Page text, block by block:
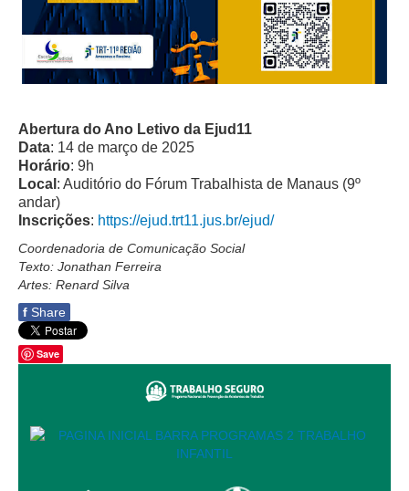
Cadastrar Processos
Listar Processos
Portal Conciliação
grau
Perguntas Frequentes
Eventos
Portal Execução
Portal Proad
Portal dos Precatórios e Requisições de
Pequeno Valor
Programa Aprendizagem
Protocolo Eletrônico
Suspensão e Prorrogação de Prazos
Portal de Doações do TRT11
Abertura do Ano Letivo da Ejud11
Data: 14 de março de 2025
Horário: 9h
Local : Auditório do Fórum Trabalhista de Manaus (9º
andar)
Inscrições: https://ejud.trt11.jus.br/ejud/
Coordenadoria de Comunicação Social
Texto: Jonathan Ferreira
Artes: Renard Silva
f Share
Save